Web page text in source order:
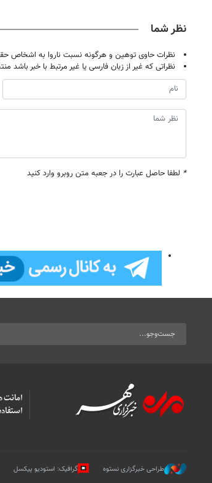
نظر شما
نظرات حاوی توهین و هرگونه نسبت ناروا به اشخاص
نظراتی که غیر از زبان فارسی یا غیر مرتبط با خبر باشد
* لطفا حاصل عبارت را در جعبه متن روبرو وارد کنید
طراحی خبرگزاری نستوه گرافیک: استودیو پیکسل